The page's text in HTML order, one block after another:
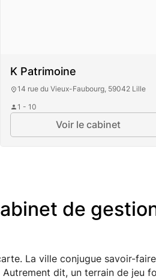
K Patrimoine
14 rue du Vieux-Faubourg, 59042 Lille
1 - 10
Voir le cabinet
de
La ville conjugue savoir-
dit, un terrain de jeu